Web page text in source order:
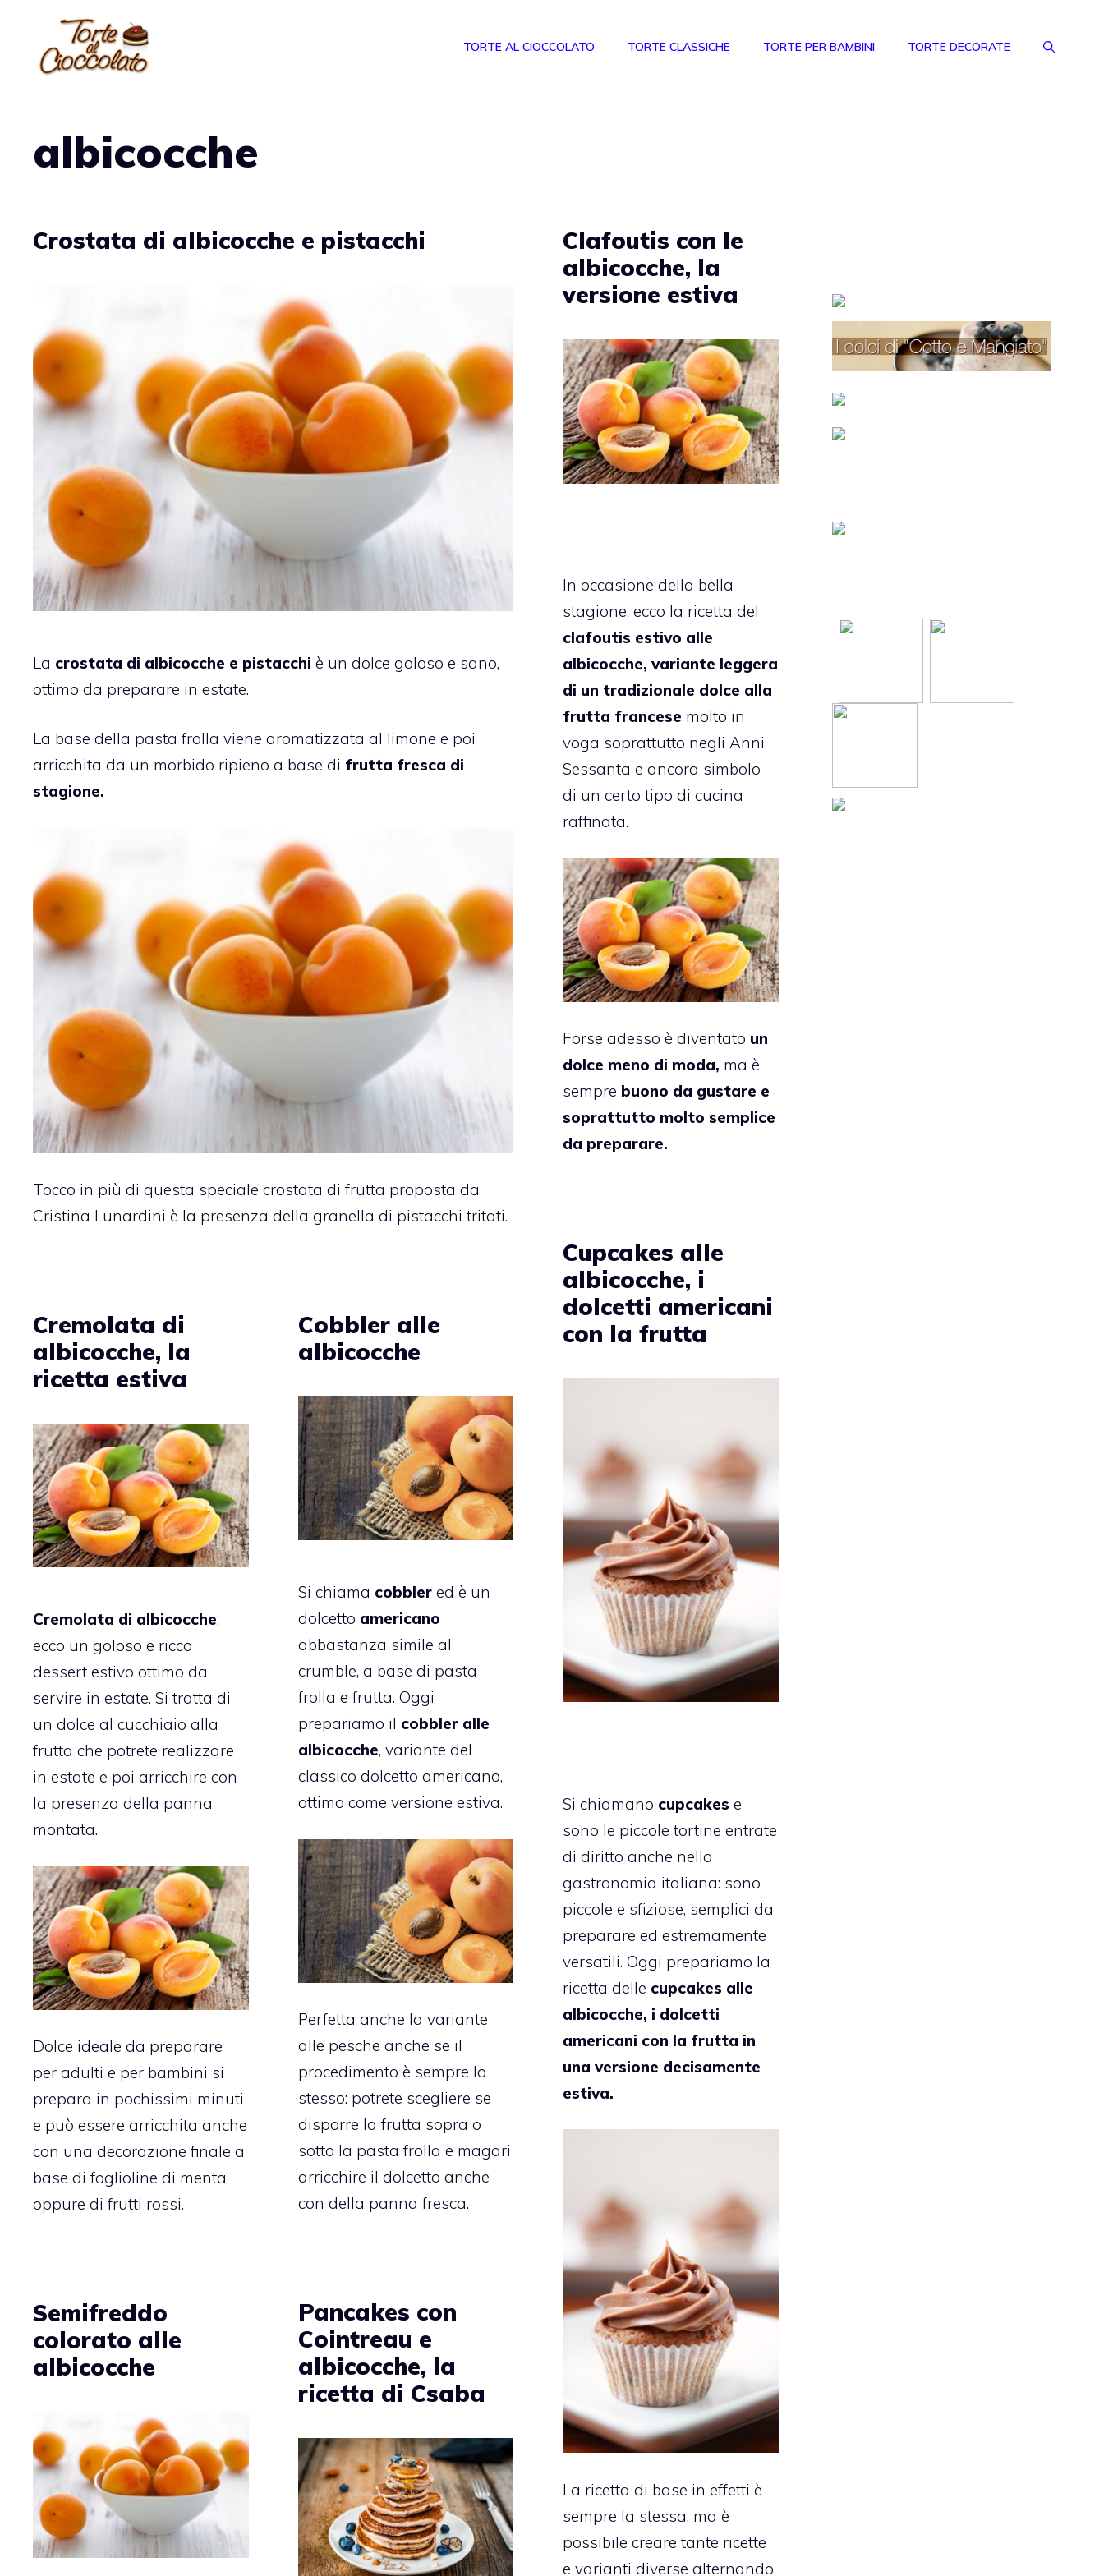
contenuto
TORTE AL CIOCCOLATO TORTE CLASSICHE TORTE PER BAMBINI TORTE DECORATE
albicocche
Crostata di albicocche e pistacchi
La crostata di albicocche e pistacchi è un dolce goloso e sano,
ottimo da preparare in estate.
La base della pasta frolla viene aromatizzata al limone e poi
arricchita da un morbido ripieno a base di frutta fresca di
stagione.
Tocco in più di questa speciale crostata di frutta proposta da
Cristina Lunardini è la presenza della granella di pistacchi tritati.
Clafoutis con le
albicocche, la
versione estiva
In occasione della bella
stagione, ecco la ricetta del
clafoutis estivo alle
albicocche, variante leggera
di un tradizionale dolce alla
frutta francese molto in
voga soprattutto negli Anni
Sessanta e ancora simbolo
di un certo tipo di cucina
raffinata.
Forse adesso è diventato un
dolce meno di moda, ma è
sempre buono da gustare e
soprattutto molto semplice
da preparare.
Cupcakes alle
albicocche, i
dolcetti americani
con la frutta
Si chiamano cupcakes e
sono le piccole tortine entrate
di diritto anche nella
gastronomia italiana: sono
piccole e sfiziose, semplici da
preparare ed estremamente
versatili. Oggi prepariamo la
ricetta delle cupcakes alle
albicocche, i dolcetti
americani con la frutta in
una versione decisamente
estiva.
La ricetta di base in effetti è
sempre la stessa, ma è
possibile creare tante ricette
e varianti diverse alternando
Cremolata di
albicocche, la
ricetta estiva
Cremolata di albicocche:
ecco un goloso e ricco
dessert estivo ottimo da
servire in estate. Si tratta di
un dolce al cucchiaio alla
frutta che potrete realizzare
in estate e poi arricchire con
la presenza della panna
montata.
Dolce ideale da preparare
per adulti e per bambini si
prepara in pochissimi minuti
e può essere arricchita anche
con una decorazione finale a
base di foglioline di menta
oppure di frutti rossi.
Cobbler alle
albicocche
Si chiama cobblered è un
dolcetto americano
abbastanza simile al
crumble, a base di pasta
frolla e frutta. Oggi
prepariamo il cobbler alle
albicocche, variante del
classico dolcetto americano,
ottimo come versione estiva.
Perfetta anche la variante
alle pesche anche se il
procedimento è sempre lo
stesso: potrete scegliere se
disporre la frutta sopra o
sotto la pasta frolla e magari
arricchire il dolcetto anche
con della panna fresca.
Pancakes con
Cointreau e
albicocche, la
ricetta di Csaba
Semifreddo
colorato alle
albicocche